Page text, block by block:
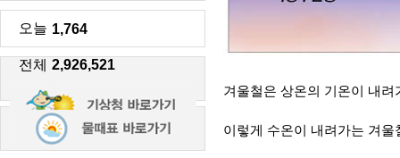
오늘 1,764
전체 2,926,521
겨울철은 상온의 기온이 내
이렇게 수온이 내려가는 겨